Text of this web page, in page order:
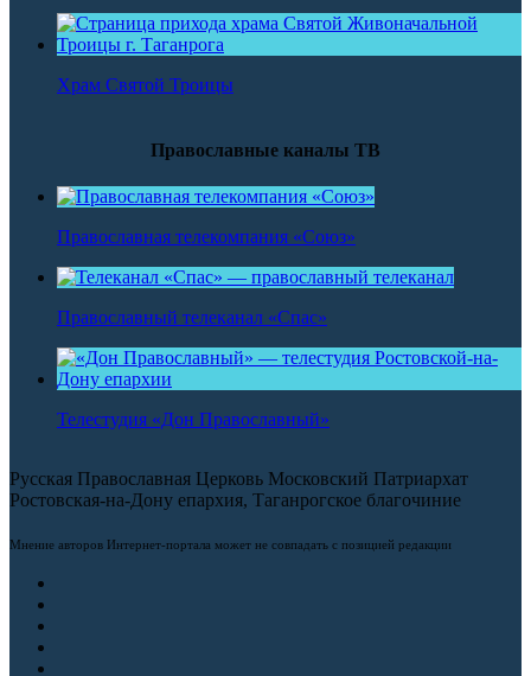
Храм Святой Троицы
Православные каналы ТВ
Православная телекомпания «Союз»
Православный телеканал «Спас»
Телестудия «Дон Православный»
Русская Православная Церковь Московский Патриархат
Ростовская-на-Дону епархия, Таганрогское благочиние
Мнение авторов Интернет-портала может не совпадать с позицией редакции